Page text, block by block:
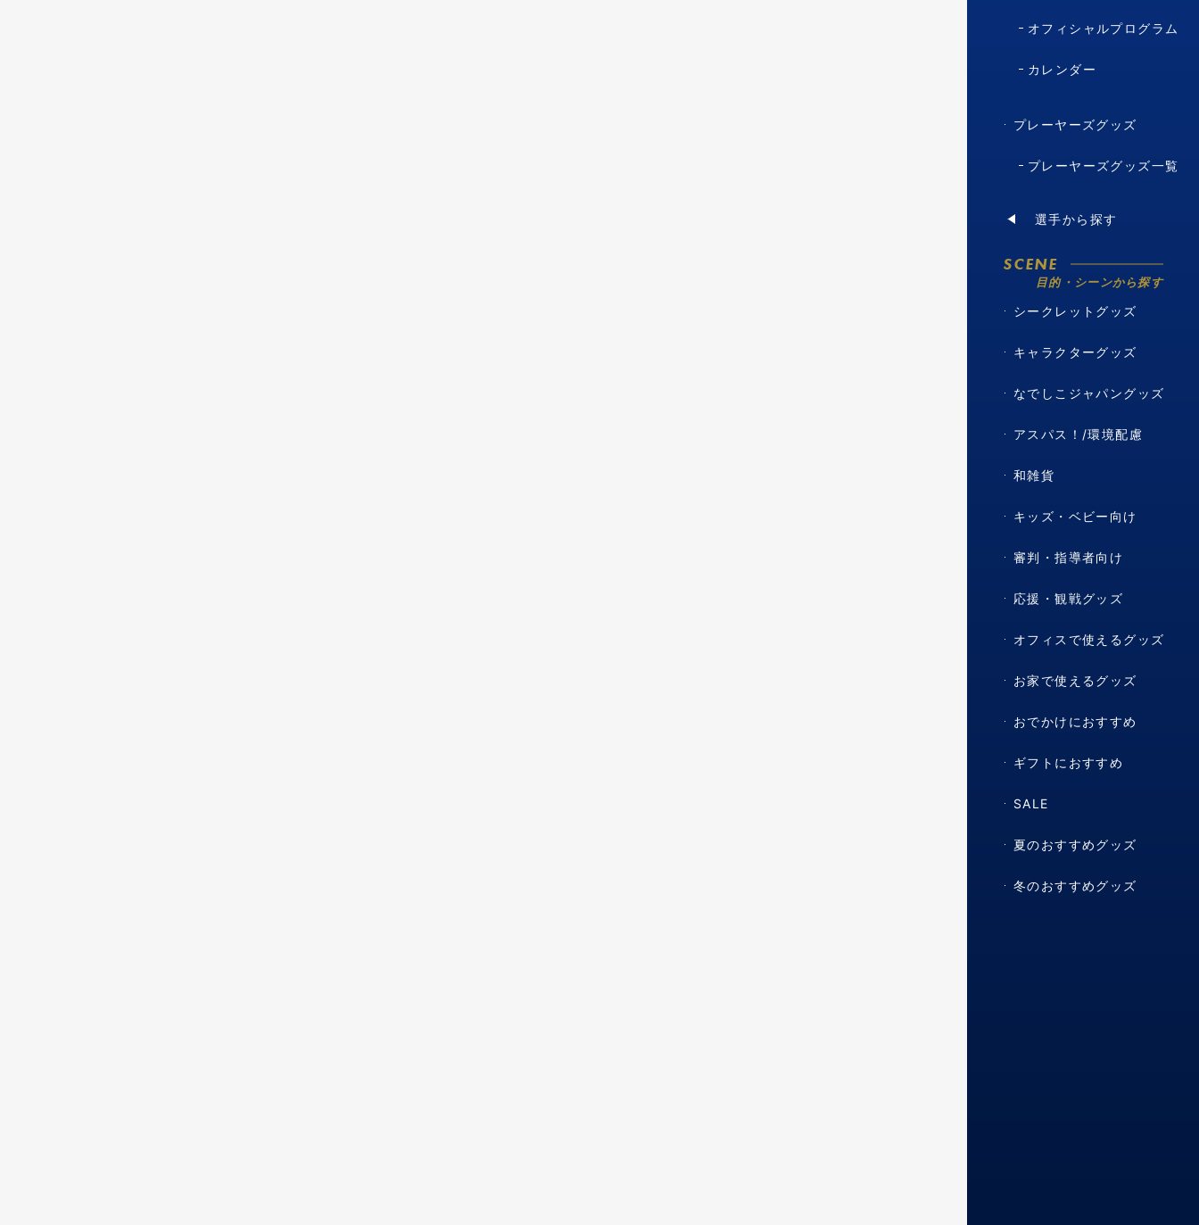
オフィシャルプログラム
カレンダー
プレーヤーズグッズ
プレーヤーズグッズ一覧
選手から探す
SCENE
目的・シーンから探す
シークレットグッズ
キャラクターグッズ
なでしこジャパングッズ
アスパス！/環境配慮
和雑貨
キッズ・ベビー向け
審判・指導者向け
応援・観戦グッズ
オフィスで使えるグッズ
お家で使えるグッズ
おでかけにおすすめ
ギフトにおすすめ
SALE
夏のおすすめグッズ
冬のおすすめグッズ